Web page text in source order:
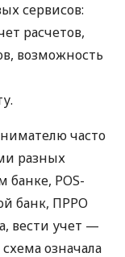
сервисов:
расчетов,
возможность
часто
разных
банке, POS-
банк, ПРРО
вести учет —
означала